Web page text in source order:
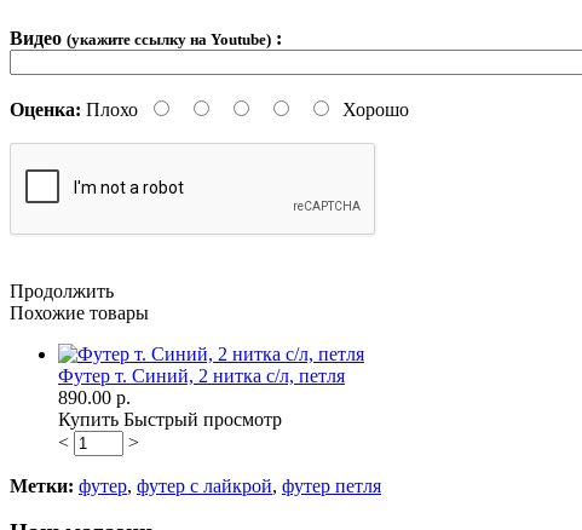
Видео (укажите ссылку на Youtube) :
Оценка: Плохо Хорошо
Продолжить
Похожие товары
Футер т. Синий, 2 нитка с/л, петля
890.00 р.
Купить Быстрый просмотр
<
>
Метки: футер, футер с лайкрой, футер петля